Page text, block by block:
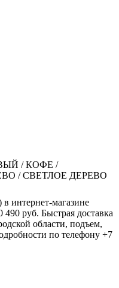
/ КОФЕ /
/ СВЕТЛОЕ ДЕРЕВО
интернет-магазине
490 руб. Быстрая доставка
области, подъем,
по телефону +7